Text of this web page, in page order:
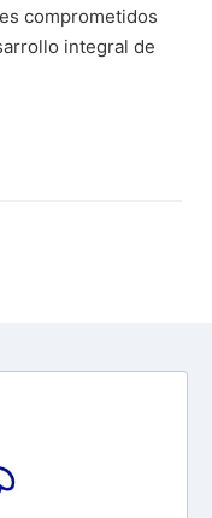
comprometidos
integral de